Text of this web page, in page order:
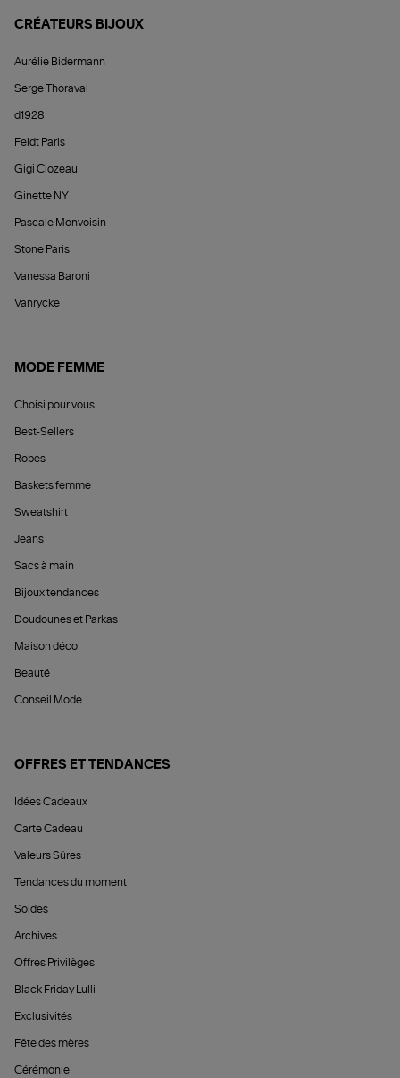
CRÉATEURS BIJOUX
Aurélie Bidermann
Serge Thoraval
d1928
Feidt Paris
Gigi Clozeau
Ginette NY
Pascale Monvoisin
Stone Paris
Vanessa Baroni
Vanrycke
MODE FEMME
Choisi pour vous
Best-Sellers
Robes
Baskets femme
Sweatshirt
Jeans
Sacs à main
Bijoux tendances
Doudounes et Parkas
Maison déco
Beauté
Conseil Mode
OFFRES ET TENDANCES
Idées Cadeaux
Carte Cadeau
Valeurs Sûres
Tendances du moment
Soldes
Archives
Offres Privilèges
Black Friday Lulli
Exclusivités
Fête des mères
Cérémonie